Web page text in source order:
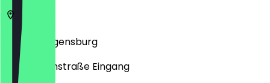
Untere
Regensburg
Gesandtenstraße Eingang